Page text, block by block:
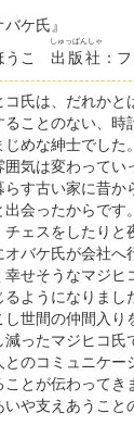
ケ氏』
うこ 出版社
しゅっぱんしゃ
：
氏は、だれかと
ことのない、時
めな紳士でした
気は変わってい
す古い家に昔か
出会ったからで
ェスをしたりと
オバケ氏が会社
幸せそうなマジヒ
ようになりま
世間の仲間入
ったマジヒコ
のコミュニケー
とが伝わってき
や支えあうこと